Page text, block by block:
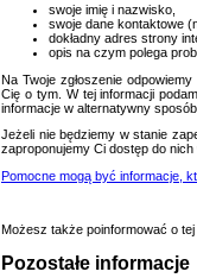
swoje imię i nazwisko,
swoje dane kontaktowe
dokładny adres strony
opis na czym polega
Na Twoje zgłoszenie
Cię o tym. W tej informacji
informacje w alternatywny
Jeżeli nie będziemy w stanie
zaproponujemy Ci dostęp do
Pomocne mogą być informacje,
Możesz także poinformować o
Pozostałe informacje